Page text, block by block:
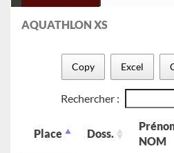
AQUATHLON XS
Copy Excel
Rechercher :
Place Doss.
NOM